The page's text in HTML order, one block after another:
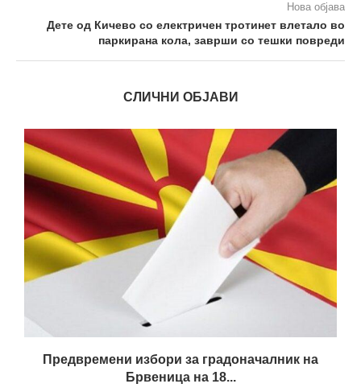
Нова објава
Дете од Кичево со електричен тротинет влетало во
паркирана кола, заврши со тешки повреди
СЛИЧНИ ОБЈАВИ
Предвремени избори за градоначалник на
Брвеница на 18...